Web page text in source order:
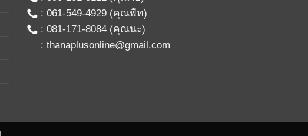
: 061-549-4929(คุณพีท)
: 081-171-8084(คุณนะ)
: thanaplusonline@gmail.com